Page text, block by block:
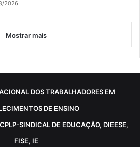
2026
Mostrar mais
DOS TRABALHADORES EM
DE ENSINO
SINDICAL DE EDUCAÇÃO, DIEESE,
FISE, IE